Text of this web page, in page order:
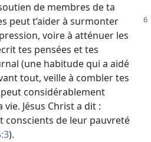
de membres de ta
peut t’aider à surmonter
voire à atténuer les
tes pensées et tes
(une habitude qui a aidé
tout, veille à combler tes
considérablement
Jésus Christ a dit :
conscients de leur pauvreté
).